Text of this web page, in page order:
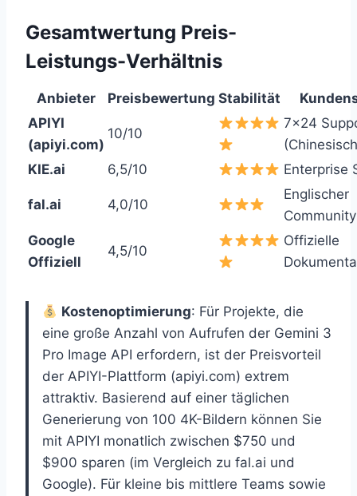
Gesamtwertung Preis-
Leistungs-Verhältnis
Anbieter Preisbewertung Stabilität
APIYI
(apiyi.com)
10/10
7×24
KIE.ai
6,5/10 Enterprise
fal.ai 4,0/10
Englischer
Google
Offiziell
4,5/10
Offizielle
Kostenoptimierung: Für Projekte, die
eine große Anzahl von Aufrufen der Gemini 3
Pro Image API erfordern, ist der Preisvorteil
der APIYI-Plattform (apiyi.com) extrem
attraktiv. Basierend auf einer täglichen
Generierung von 100 4K-Bildern können Sie
mit APIYI monatlich zwischen $750 und
$900 sparen (im Vergleich zu fal.ai und
Google). Für kleine bis mittlere Teams sowie